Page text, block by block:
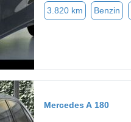
3.820 km Benzin
Mercedes A 180